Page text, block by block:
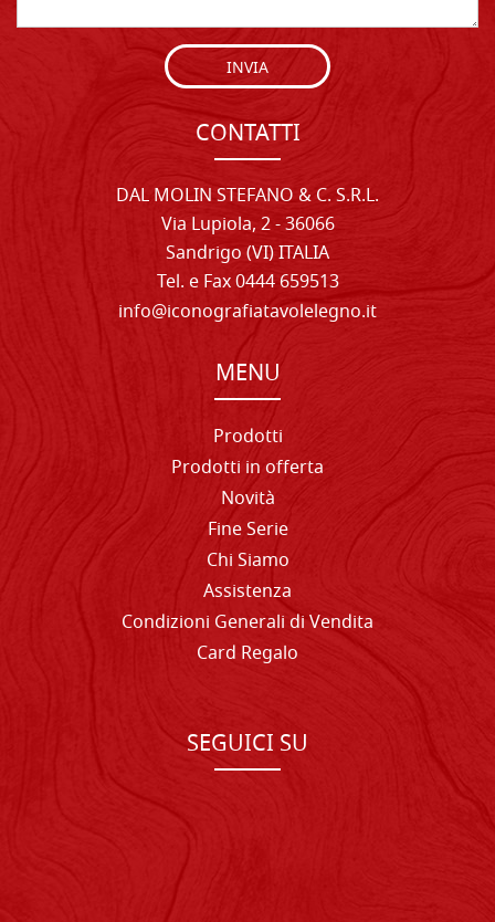
INVIA
CONTATTI
DAL MOLIN STEFANO & C. S.R.L.
Via Lupiola, 2 - 36066
Sandrigo (VI) ITALIA
Tel. e Fax 0444 659513
info@iconografiatavolelegno.it
MENU
Prodotti
Prodotti in offerta
Novità
Fine Serie
Chi Siamo
Assistenza
Condizioni Generali di Vendita
Card Regalo
SEGUICI SU